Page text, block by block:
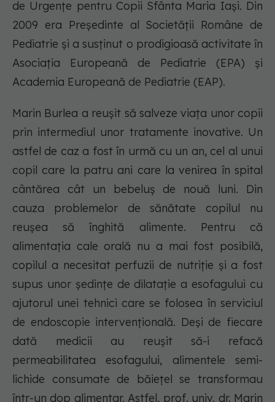
de Urgenţe pentru Copii Sfânta Maria Iaşi. Din
2009 era Preşedinte al Societăţii Române de
Pediatrie şi a susţinut o prodigioasă activitate în
Asociaţia Europeană de Pediatrie (EPA) şi
Academia Europeană de Pediatrie (EAP).
Marin Burlea a reuşit să salveze viaţa unor copii
prin intermediul unor tratamente inovative. Un
astfel de caz a fost în urmă cu un an, cel al unui
copil care la patru ani care la venirea în spital
cântărea cât un bebeluş de nouă luni. Din
cauza problemelor de sănătate copilul nu
reuşea să înghită alimente. Pentru că
alimentaţia cale orală nu a mai fost posibilă,
copilul a necesitat perfuzii de nutriţie şi a fost
supus unor şedinţe de dilataţie a esofagului cu
ajutorul unei tehnici care se folosea în serviciul
de endoscopie intervenţională. Deşi de fiecare
dată medicii au reuşit să-i refacă
permeabilitatea esofagului, alimentele semi-
lichide consumate de băieţel se transformau
într-un dop alimentar. Astfel, prof. univ. dr. Marin